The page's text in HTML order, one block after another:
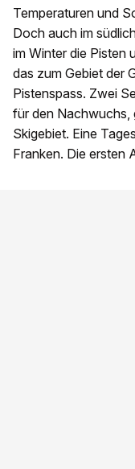
Temperaturen und
Doch auch im
im Winter die Pisten
das zum Gebiet der
Pistenspass. Zwei
für den Nachwuchs,
Skigebiet. Eine
Franken. Die ersten